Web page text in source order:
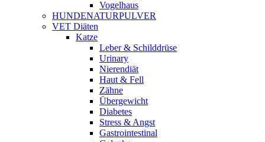
Vogelhaus
HUNDENATURPULVER
VET Diäten
Katze
Leber & Schilddrüse
Urinary
Nierendiät
Haut & Fell
Zähne
Übergewicht
Diabetes
Stress & Angst
Gastrointestinal